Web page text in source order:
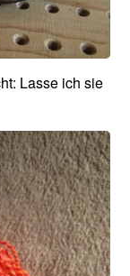
Lasse ich sie